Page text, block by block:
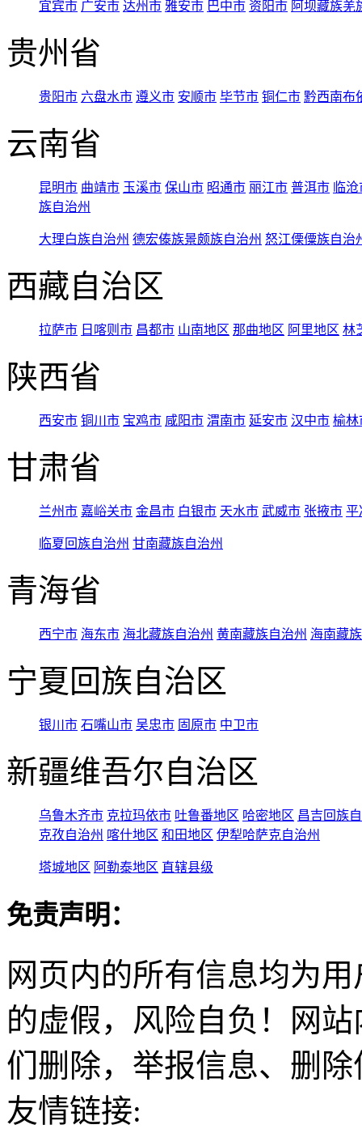
宜宾市 广安市 达州市 雅安市 巴中市 资阳市 阿坝藏族羌
贵州省
贵阳市 六盘水市 遵义市 安顺市 毕节市 铜仁市 黔西南布
云南省
昆明市 曲靖市 玉溪市 保山市 昭通市 丽江市 普洱市 临
族自治州
大理白族自治州 德宏傣族景颇族自治州 怒江傈僳族自治
西藏自治区
拉萨市 日喀则市 昌都市 山南地区 那曲地区 阿里地区 林
陕西省
西安市 铜川市 宝鸡市 咸阳市 渭南市 延安市 汉中市 榆林
甘肃省
兰州市 嘉峪关市 金昌市 白银市 天水市 武威市 张掖市 平
临夏回族自治州 甘南藏族自治州
青海省
西宁市 海东市 海北藏族自治州 黄南藏族自治州 海南藏
宁夏回族自治区
银川市 石嘴山市 吴忠市 固原市 中卫市
新疆维吾尔自治区
乌鲁木齐市 克拉玛依市 吐鲁番地区 哈密地区 昌吉回族
克孜自治州 喀什地区 和田地区 伊犁哈萨克自治州
塔城地区 阿勒泰地区 直辖县级
免责声明：
网页内的所有信息均为
的虚假，风险自负！网
们删除，举报信息、删
友情链接: